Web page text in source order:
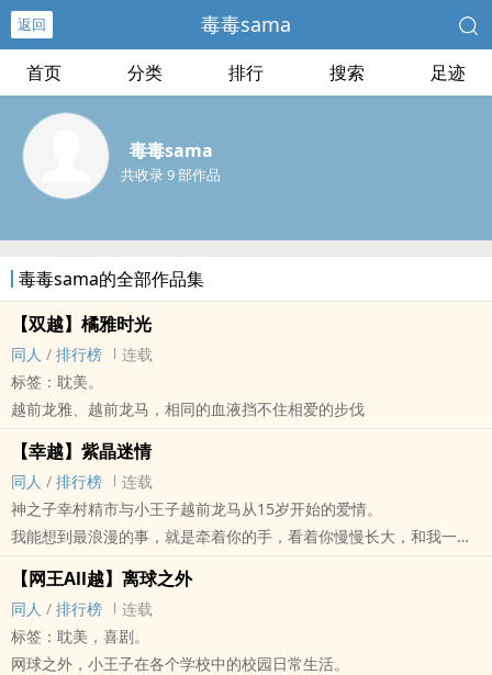
返回 毒毒sama
首页 分类 排行 搜索 足迹
毒毒sama
共收录 9 部作品
毒毒sama的全部作品集
【双越】橘雅时光
‎同‌‌‍人‎ / 排行榜
连载
标签：‎‍‌耽‎美‌。
越前龙雅、越前龙马，相同的血液挡不住相爱的步伐
【幸越】紫晶迷情
‎同‌‌‍人‎ / 排行榜
连载
神之子幸村精市与小王子越前龙马从15岁开始的爱情。
我能想到最浪漫的事，就是牵着你的手，看着你慢慢长大，和我一起
【网王All越】离球之外
‎同‌‌‍人‎ / 排行榜
连载
标签：‎‍‌耽‎美‌，喜剧。
网球之外，小王子在各个学校中的校园日常生活。